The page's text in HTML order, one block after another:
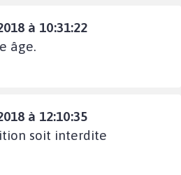
à 10:31:22
âge.
à 12:10:35
soit interdite